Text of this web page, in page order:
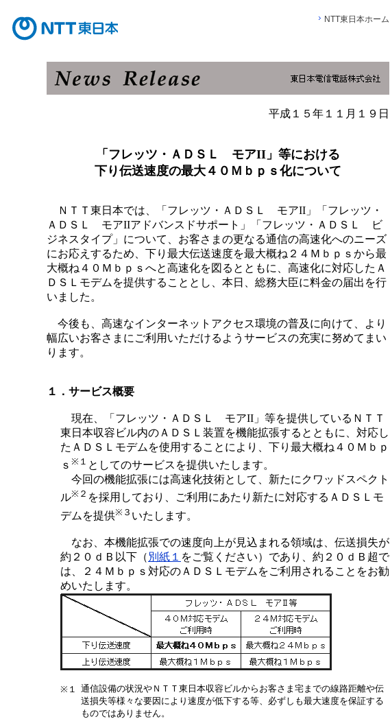
NTT東日本ホーム
平成１５年１１月１９日
「フレッツ・ＡＤＳＬ モアII」等における
下り伝送速度の最大４０Ｍｂｐｓ化について
ＮＴＴ東日本では、「フレッツ・ＡＤＳＬ モアII」「フレッツ・
ＡＤＳＬ モアIIアドバンスドサポート」「フレッツ・ＡＤＳＬ ビ
ジネスタイプ」について、お客さまの更なる通信の高速化へのニーズ
にお応えするため、下り最大伝送速度を最大概ね２４Ｍｂｐｓから最
大概ね４０Ｍｂｐｓへと高速化を図るとともに、高速化に対応したＡ
ＤＳＬモデムを提供することとし、本日、総務大臣に料金の届出を行
いました。
今後も、高速なインターネットアクセス環境の普及に向けて、より
幅広いお客さまにご利用いただけるようサービスの充実に努めてまい
ります。
１．サービス概要
現在、「フレッツ・ＡＤＳＬ モアII」等を提供しているＮＴＴ
東日本収容ビル内のＡＤＳＬ装置を機能拡張するとともに、対応し
たＡＤＳＬモデムを使用することにより、下り最大概ね４０Ｍｂｐ
ｓ ※１ としてのサービスを提供いたします。
今回の機能拡張には高速化技術として、新たにクワッドスペクト
ル※２ を採用しており、ご利用にあたり新たに対応するＡＤＳＬモ
デムを提供※３ いたします。
なお、本機能拡張での速度向上が見込まれる領域は、伝送損失が
約２０ｄＢ以下（ 別紙１ をご覧ください）であり、約２０ｄＢ超で
は、２４Ｍｂｐｓ対応のＡＤＳＬモデムをご利用されることをお勧
めいたします。
※１ 通信設備の状況やＮＴＴ東日本収容ビルからお客さま宅までの線路距離や伝
送損失等様々な要因により速度が低下する等、必ずしも最大速度を保証する
ものではありません。